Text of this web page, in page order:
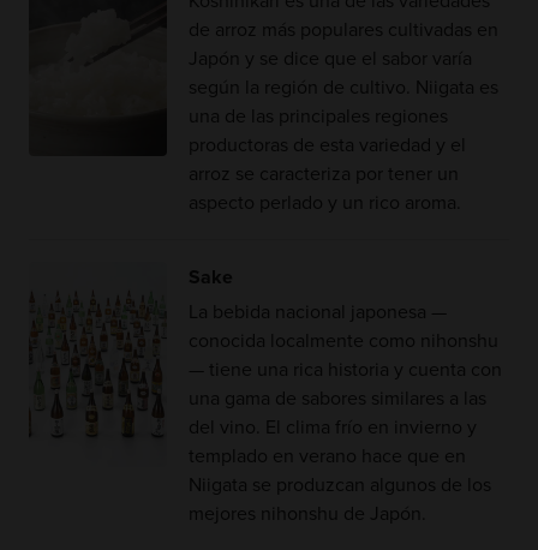
de arroz más populares cultivadas en
Japón y se dice que el sabor varía
según la región de cultivo. Niigata es
una de las principales regiones
productoras de esta variedad y el
arroz se caracteriza por tener un
aspecto perlado y un rico aroma.
Sake
La bebida nacional japonesa —
conocida localmente como nihonshu
— tiene una rica historia y cuenta con
una gama de sabores similares a las
del vino. El clima frío en invierno y
templado en verano hace que en
Niigata se produzcan algunos de los
mejores nihonshu de Japón.